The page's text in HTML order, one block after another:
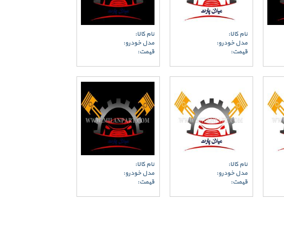
نام کالا:
مدل خودرو:
قیمت:
نام کالا:
مدل خودرو:
قیمت:
نام کالا:
مدل خودرو:
قیمت:
نام کالا:
مدل خودرو:
قیمت: